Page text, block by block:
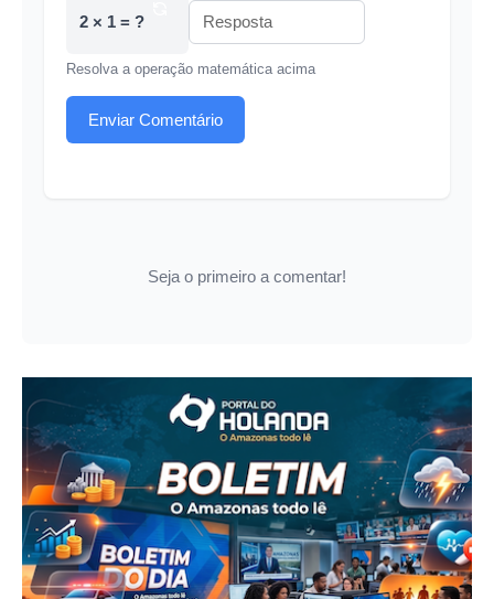
2 × 1 = ?
Resolva a operação matemática acima
Enviar Comentário
Seja o primeiro a comentar!